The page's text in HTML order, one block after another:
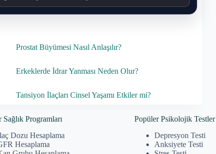
Prostat Büyümesi Nasıl Anlaşılır?
Erkeklerde İdrar Yanması Neden Olur?
Tansiyon İlaçları Cinsel Yaşamı Etkiler mi?
Sağlık Programları
Dozu Hesaplama
Hesaplama
Popüler Psikolojik Testler
Depresyon Testi
Anksiyete Testi